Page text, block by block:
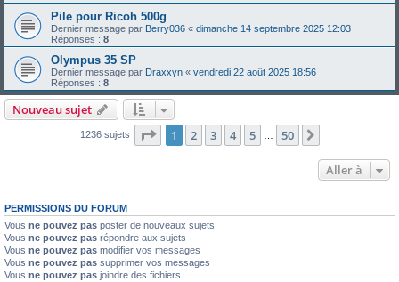
Pile pour Ricoh 500g
Dernier message par Berry036 « dimanche 14 septembre 2025 12:03
Réponses : 8
Olympus 35 SP
Dernier message par Draxxyn « vendredi 22 août 2025 18:56
Réponses : 8
Nouveau sujet
1236 sujets Page 1sur50
1 2 3 4 5 … 50
Aller à
PERMISSIONS DU FORUM
Vous ne pouvez pas poster de nouveaux sujets
Vous ne pouvez pas répondre aux sujets
Vous ne pouvez pas modifier vos messages
Vous ne pouvez pas supprimer vos messages
Vous ne pouvez pas joindre des fichiers